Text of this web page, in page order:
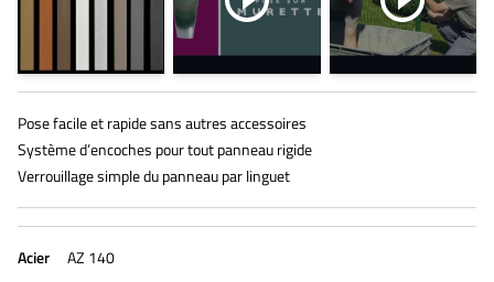
Pose facile et rapide sans autres accessoires
Système d’encoches pour tout panneau rigide
Verrouillage simple du panneau par linguet
Acier AZ 140